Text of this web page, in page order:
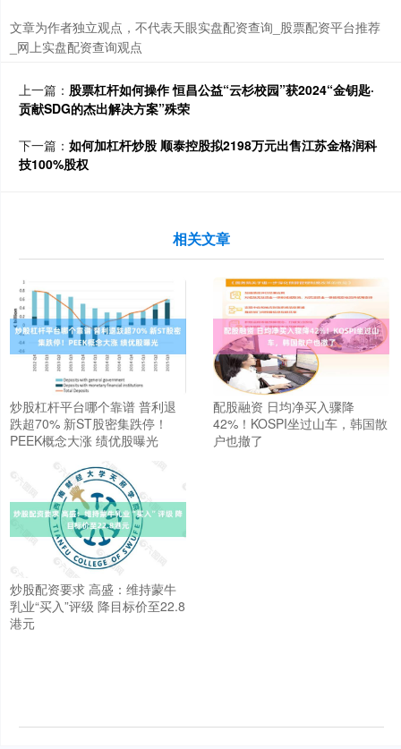
文章为作者独立观点，不代表天眼实盘配资查询_股票配资平台推荐
_网上实盘配资查询观点
上一篇： 股票杠杆如何操作 恒昌公益“云杉校园”获2024“金钥匙·
贡献SDG的杰出解决方案”殊荣
下一篇： 如何加杠杆炒股 顺泰控股拟2198万元出售江苏金格润科
技100%股权
相关文章
炒股杠杆平台哪个靠谱 普利退
跌超70% 新ST股密集跌停！
PEEK概念大涨 绩优股曝光
配股融资 日均净买入骤降
42%！KOSPI坐过山车，韩国散
户也撤了
炒股配资要求 高盛：维持蒙牛
乳业“买入”评级 降目标价至22.8
港元